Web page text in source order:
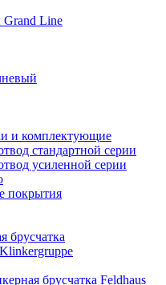
Grand Line
и комплектующие
стандартной серии
усиленной серии
покрытия
брусчатка
брусчатка Feldhaus